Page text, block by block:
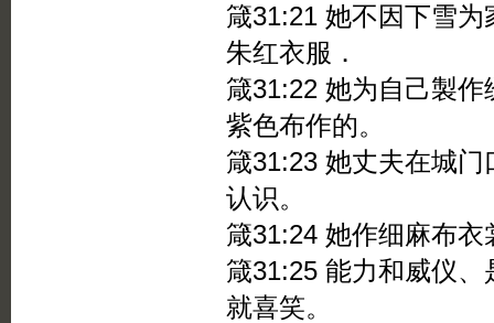
箴31:21 她不因下雪
朱红衣服．
箴31:22 她为自己製
紫色布作的。
箴31:23 她丈夫在城
认识。
箴31:24 她作细麻布
箴31:25 能力和威仪
就喜笑。